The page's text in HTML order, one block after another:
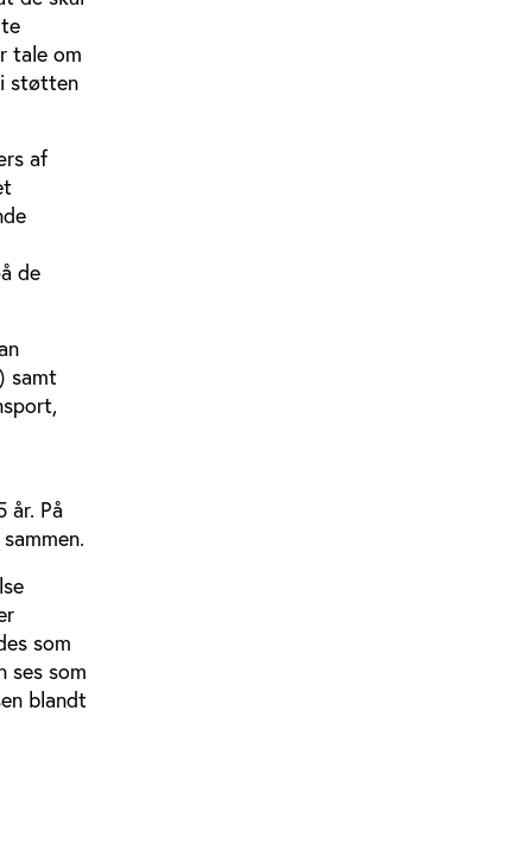
tale om
støtten
af
de
samt
år. På
som
ses som
blandt